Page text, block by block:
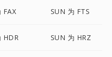
FAX SUN 为 FTS
HDR SUN 为 HRZ